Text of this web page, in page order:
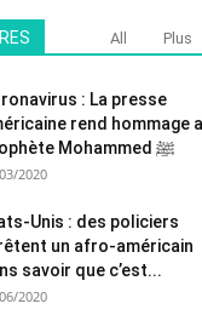
All Plus
: La presse
rend hommage
Prophète Mohammed ﷺ
2020
Unis : des policiers
un afro-américain
savoir que c’est...
2020